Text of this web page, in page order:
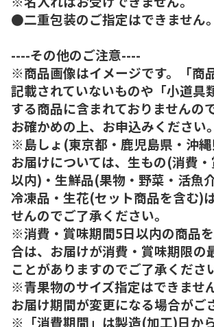
●二重包装のご指定はできません。
----その他のご注意----
※商品画像はイメージです。「商
記載されていないものや「小道具
する商品に含まれておりませんの
お確かめの上、お申込みください。
※島しょ(東京都・鹿児島県・沖
お届けについては、生もの(消費
以内)・生鮮品(果物・野菜・活魚
冷凍品・生花(セット商品を含む)
せんのでご了承ください。
※消費・賞味期間5日以内の商品
合は、お届けが消費・賞味期限の
ことがありますのでご了承くださ
※青果物のサイズ指定はできませ
お届け期間が変更になる場合がご
※「消費期間」は製造(加工)日か